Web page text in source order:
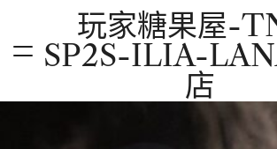
content
玩家糖果屋-
SP2S-ILIA-
店